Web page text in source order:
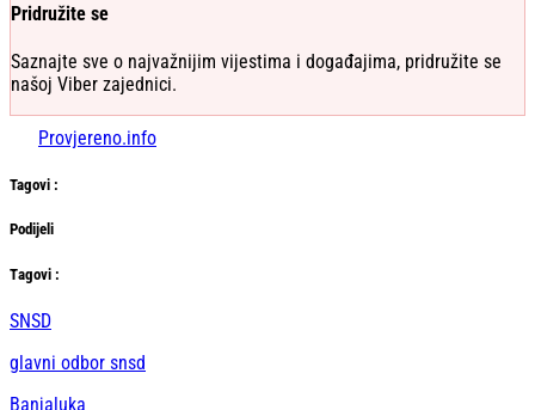
Pridružite se
Saznajte sve o najvažnijim vijestima i događajima, pridružite se
našoj Viber zajednici.
Provjereno.info
Tagovi :
Podijeli
Тagovi :
SNSD
glavni odbor snsd
Banjaluka